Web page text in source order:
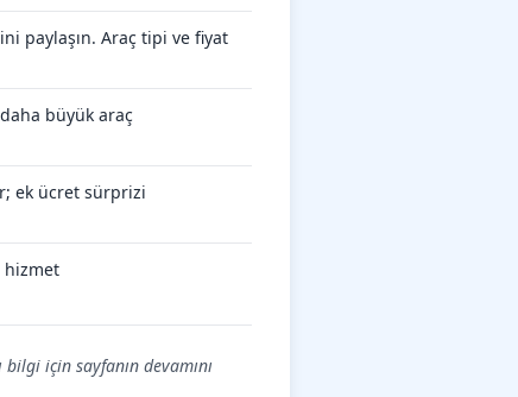
paylaşın. Araç tipi ve fiyat
büyük araç
ek ücret sürprizi
hizmet
için sayfanın devamını